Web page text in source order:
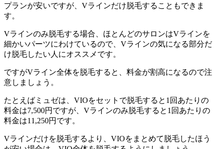
プランが安いですが、Vラインだけ脱毛することもできま
す。
Vラインのみ脱毛する場合、ほとんどのサロンはVラインを
細かいパーツにわけているので、 Vラインの気になる部分だ
け脱毛したい人にオススメ です。
ですがVライン全体を脱毛すると、料金が割高になるので注
意しましょう。
たとえばミュゼは、VIOをセットで脱毛すると1回あたりの
料金は7,500円 ですが、Vラインのみ脱毛すると1回あたりの
料金は11,250円 です。
Vラインだけを脱毛するより、VIOをまとめて脱毛したほう